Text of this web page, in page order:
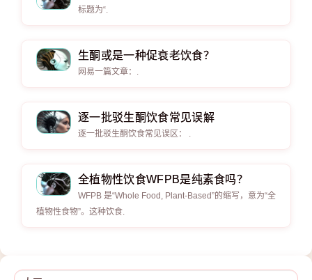
标题为“.
生酮或是一种促衰老饮食？
网易一篇文章：.
逐一批驳生酮饮食常见误解
逐一批驳生酮饮食常见误区： .
全植物性饮食WFPB是纯素食吗？
WFPB 是“Whole Food, Plant-Based”的缩写，意为“全
植物性食物”。这种饮食.